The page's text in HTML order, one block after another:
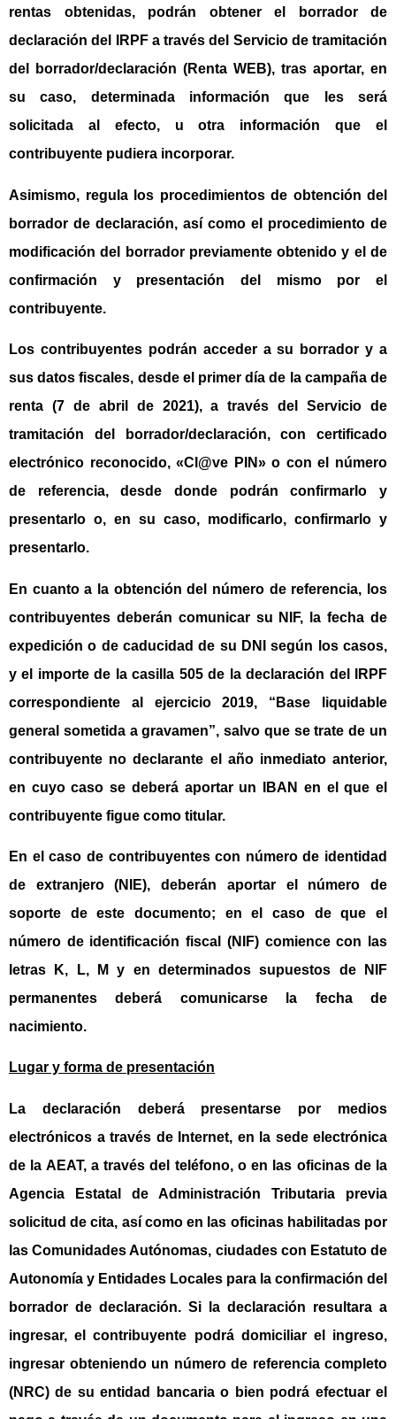
rentas obtenidas, podrán obtener el borrador de
declaración del IRPF a través del Servicio de tramitación
del borrador/declaración (Renta WEB), tras aportar, en
su caso, determinada información que les será
solicitada al efecto, u otra información que el
contribuyente pudiera incorporar.
Asimismo, regula los procedimientos de obtención del
borrador de declaración, así como el procedimiento de
modificación del borrador previamente obtenido y el de
confirmación y presentación del mismo por el
contribuyente.
Los contribuyentes podrán acceder a su borrador y a
sus datos fiscales, desde el primer día de la campaña de
renta (7 de abril de 2021), a través del Servicio de
tramitación del borrador/declaración, con certificado
electrónico reconocido, «Cl@ve PIN» o con el número
de referencia, desde donde podrán confirmarlo y
presentarlo o, en su caso, modificarlo, confirmarlo y
presentarlo.
En cuanto a la obtención del número de referencia, los
contribuyentes deberán comunicar su NIF, la fecha de
expedición o de caducidad de su DNI según los casos,
y el importede lacasilla 505de la declaración del IRPF
correspondiente al ejercicio 2019, “Base liquidable
general sometida a gravamen”, salvo que se trate de un
contribuyente no declarante el año inmediato anterior,
en cuyo caso se deberá aportar un
IBAN en el que el
contribuyente figue como titular.
En el caso de contribuyentes con número de identidad
de extranjero (NIE), deberán aportar el número de
soporte de este documento; en el caso de que el
número de identificación fiscal (NIF) comience con las
letras K, L, M y en determinados supuestos de NIF
permanentes deberá comunicarse la fecha de
nacimiento.
Lugar y forma de presentación
La declaración deberá presentarse por medios
electrónicos a través de Internet, en la sede electrónica
de la AEAT, a través del teléfono, o en las oficinas de la
Agencia Estatal de Administración Tributaria previa
solicitud de cita, así como en las oficinas habilitadas por
las Comunidades Autónomas, ciudades con Estatuto de
Autonomía y Entidades Locales para la confirmación del
borrador de declaración. Si la declaración resultara a
ingresar, el contribuyente podrá domiciliar el ingreso,
ingresar obteniendo un número de referencia completo
(NRC) de su entidad bancaria o bien podrá efectuar el